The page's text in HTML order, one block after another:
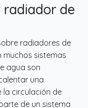
radiador de
radiadores de
muchos sistemas
agua son
una
la circulación de
de un sistema